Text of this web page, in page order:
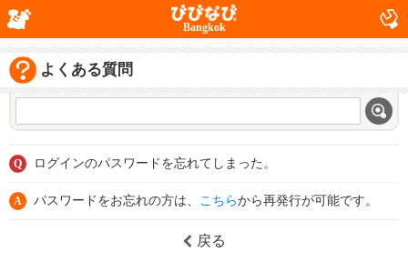
Bangkok
よくある質問
Q ログインのパスワードを忘れてしまった。
A パスワードをお忘れの方は、 こちらから再発行が可能です。
戻る